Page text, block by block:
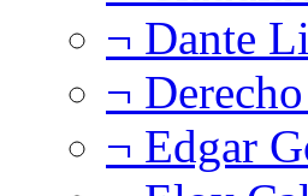
¬ Dante
¬
¬ Edgar